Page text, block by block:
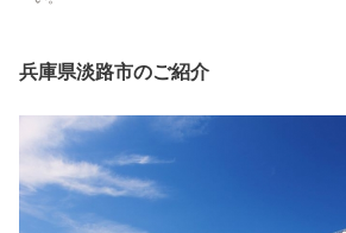
兵庫県淡路市のご紹介